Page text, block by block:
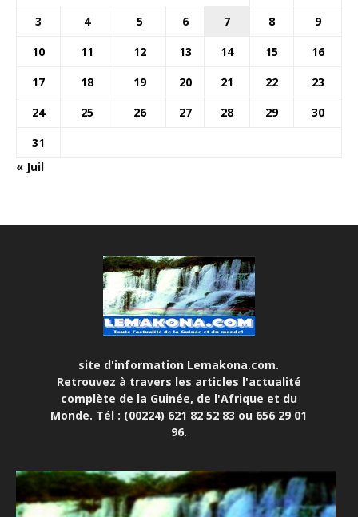
3
4 5 6 7 8
9
10
11 12 13 14 15
16
17
18 19 20 21 22
23
24
25 26 27 28 29
30
31
« Juil
site d'information Lemakona.com.
Retrouvez à travers les articles l'actualité
complète de la Guinée, de l'Afrique et du
Monde. Tél : (00224) 621 82 52 83 ou 656 29 01
96.